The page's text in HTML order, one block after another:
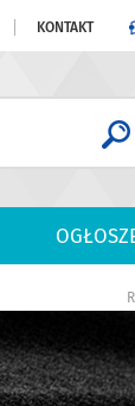
KONTAKT